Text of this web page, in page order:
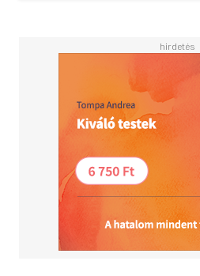
gyomrunkban, és idő kell hozzá,